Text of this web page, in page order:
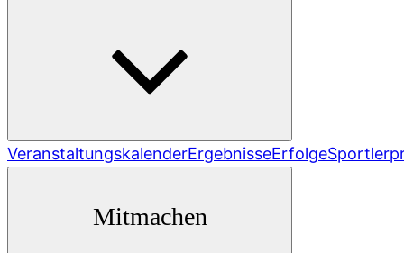
VeranstaltungskalenderErgebnisseErfolge
Mitmachen